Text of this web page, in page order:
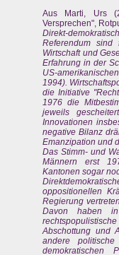
Aus Marti, Urs
Versprechen",
Direkt-
Referendum sind
Wirtschaft und
Erfahrung in der
US-
1994).
die Initiative
1976 die
jeweils
Innovationen
negative Bilanz
Emanzipation und
Das Stimm- und
Männern erst
Kantonen sogar
oppositionellen
Regierung
Davon haben
Abschottung und
andere
demokratischen